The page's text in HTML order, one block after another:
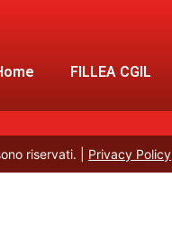
FILLEA CGIL
riservati. | Privacy Policy